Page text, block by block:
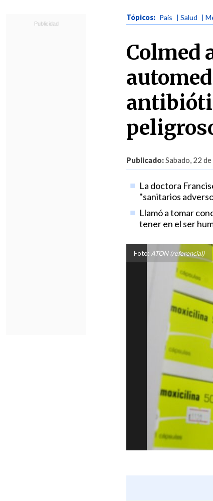
Tópicos: País | Salud |
Colmed
Publicado:Sabado, 22
La doctora
"sanitarios
Llamó a tomar
tener en el ser
Foto: ATON (referencial)